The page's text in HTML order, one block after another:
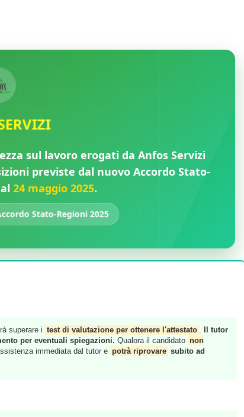
sul lavoro erogati da Anfos Servizi
previste dal nuovo Accordo Stato-
24 maggio 2025.
Stato-Regioni 2025
superare i test di valutazione per ottenere l'attestato .
Il tutor
per eventuali spiegazioni. Qualora il candidato non
immediata dal tutor e potrà riprovare subito ad